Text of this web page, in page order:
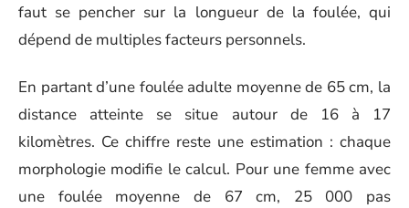
faut se pencher sur la longueur de la foulée, qui
dépend de multiples facteurs personnels.
En partant d’une foulée adulte moyenne de 65 cm, la
distance atteinte se situe autour de 16 à 17
kilomètres. Ce chiffre reste une estimation : chaque
morphologie modifie le calcul. Pour une femme avec
une foulée moyenne de 67 cm, 25 000 pas